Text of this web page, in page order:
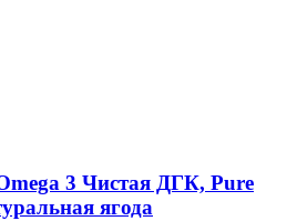
3 Чистая ДГК, Pure
ягода